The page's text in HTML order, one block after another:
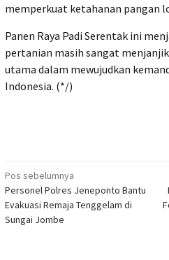
memperkuat ketahanan pangan
Panen Raya Padi Serentak ini
pertanian masih sangat
utama dalam mewujudkan
Indonesia. (*/)
Navigasi
pos
Pos sebelumnya
Personel Polres Jeneponto Bantu
Evakuasi Remaja Tenggelam di
Sungai Jombe